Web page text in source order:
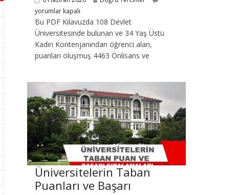
yorumlar kapalı
Bu PDF Kılavuzda 108 Devlet
Üniversitesinde bulunan ve 34 Yaş Üstü
Kadın Kontenjanından öğrenci alan,
puanları oluşmuş 4463 Önlisans ve
Üniversitelerin Taban
Puanları ve Başarı